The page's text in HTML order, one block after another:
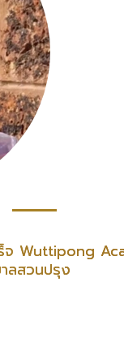
จ Wuttipong
ลสวนปรุง